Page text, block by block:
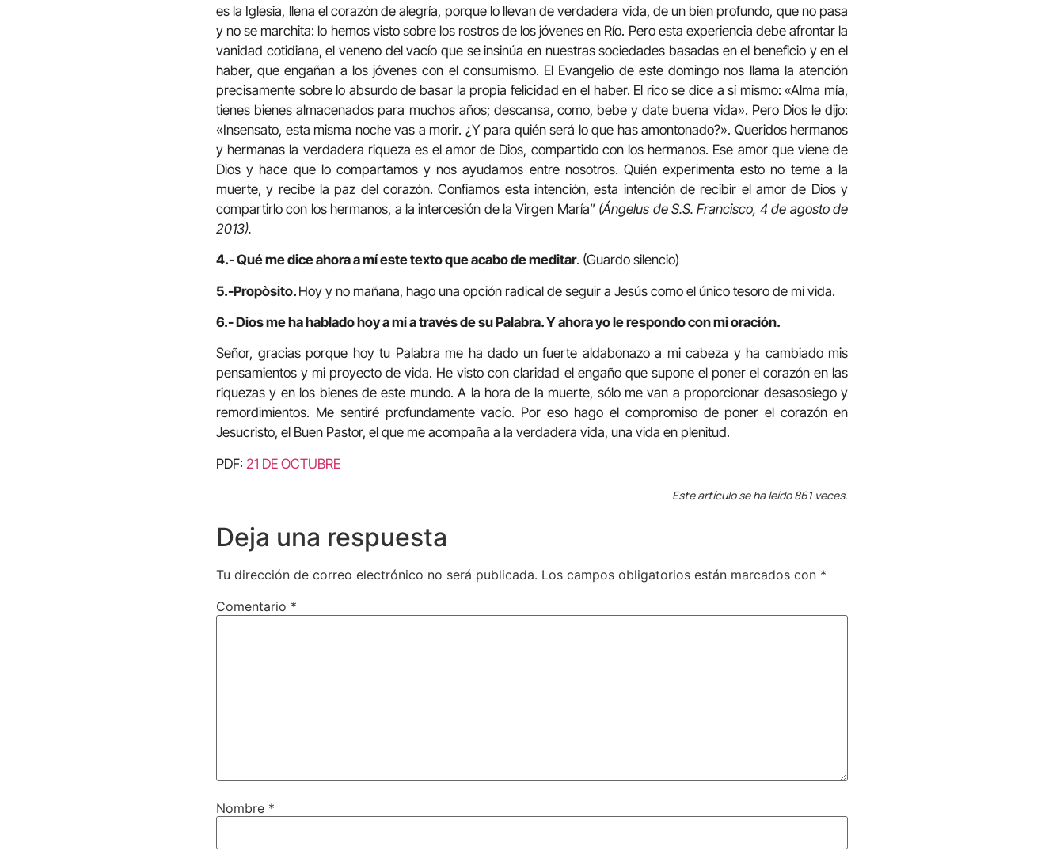
es la Iglesia, llena el corazón de alegría, porque lo llevan de verdadera vida, de un bien profundo, que no pasa
y no se marchita: lo hemos visto sobre los rostros de los jóvenes en Río. Pero esta experiencia debe afrontar la
vanidad cotidiana, el veneno del vacío que se insinúa en nuestras sociedades basadas en el beneficio y en el
haber, que engañan a los jóvenes con el consumismo. El Evangelio de este domingo nos llama la atención
precisamente sobre lo absurdo de basar la propia felicidad en el haber. El rico se dice a sí mismo: «Alma mía,
tienes bienes almacenados para muchos años; descansa, como, bebe y date buena vida». Pero Dios le dijo:
«Insensato, esta misma noche vas a morir. ¿Y para quién será lo que has amontonado?». Queridos hermanos
y hermanas la verdadera riqueza es el amor de Dios, compartido con los hermanos. Ese amor que viene de
Dios y hace que lo compartamos y nos ayudamos entre nosotros. Quién experimenta esto no teme a la
muerte, y recibe la paz del corazón. Confiamos esta intención, esta intención de recibir el amor de Dios y
compartirlo con los hermanos, a la intercesión de la Virgen María” (Ángelus de S.S. Francisco, 4 de agosto de
2013).
4.- Qué me dice ahora a mí este texto que acabo de meditar. (Guardo silencio)
5.-Propòsito. Hoy y no mañana, hago una opción radical de seguir a Jesús como el único tesoro de mi vida.
6.- Dios me ha hablado hoy a mí a través de su Palabra. Y ahora yo le respondo con mi oración.
Señor, gracias porque hoy tu Palabra me ha dado un fuerte aldabonazo a mi cabeza y ha cambiado mis
pensamientos y mi proyecto de vida. He visto con claridad el engaño que supone el poner el corazón en las
riquezas y en los bienes de este mundo. A la hora de la muerte, sólo me van a proporcionar desasosiego y
remordimientos. Me sentiré profundamente vacío. Por eso hago el compromiso de poner el corazón en
Jesucristo, el Buen Pastor, el que me acompaña a la verdadera vida, una vida en plenitud.
PDF: 21 DE OCTUBRE
Este artículo se ha leído 861 veces.
Deja una respuesta
Tu dirección de correo electrónico no será publicada. Los campos obligatorios están marcados con *
Comentario *
Nombre *